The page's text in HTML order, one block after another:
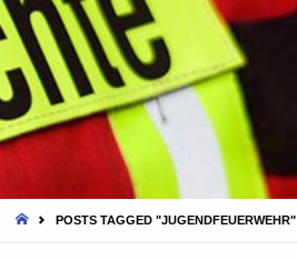
HOMEPOSTS TAGGED "JUGENDFEUERWEHR"